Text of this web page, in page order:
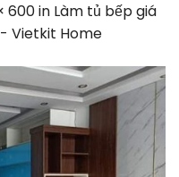
600in Làm tủ bếp giá
Vietkit Home